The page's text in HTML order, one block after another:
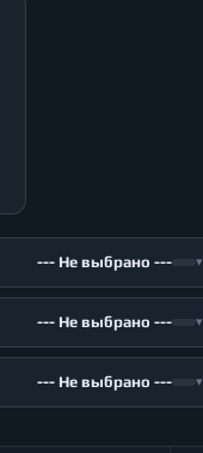
--- Не выбрано --- ▾
--- Не выбрано --- ▾
--- Не выбрано --- ▾